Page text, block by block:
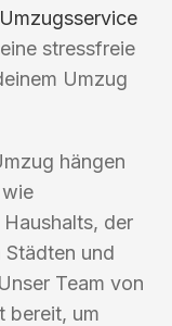
Umzugsservice
stressfreie
Umzug
hängen
der
und
Team von
bereit, um